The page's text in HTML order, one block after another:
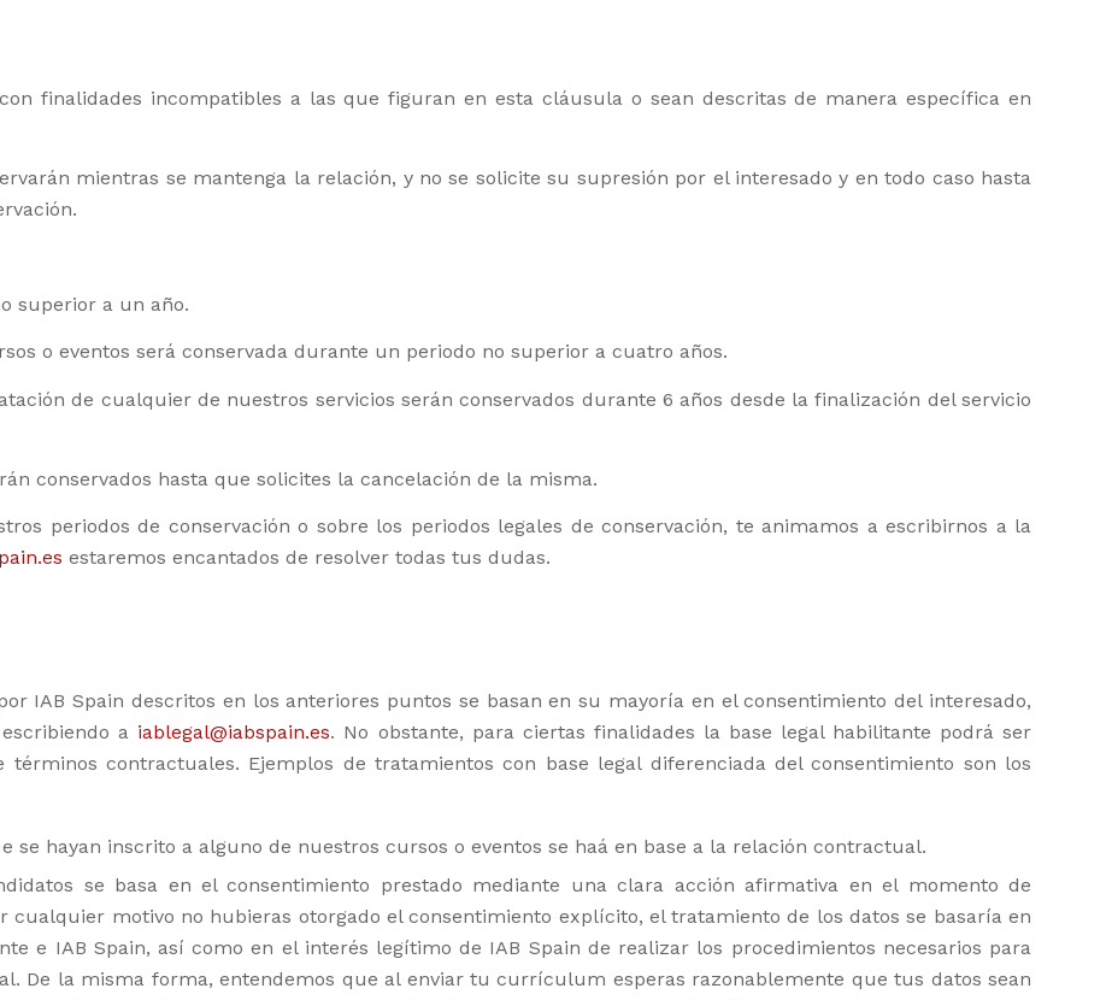
finalidades incompatibles a las que figuran en esta cláusula o sean descritas de manera específica en
mientras se mantenga la relación, y no se solicite su supresión por el interesado y en todo caso hasta
superior a un año.
o eventos será conservada durante un periodo no superior a cuatro años.
de cualquier de nuestros servicios serán conservados durante 6 años desde la finalización del servicio
conservados hasta que solicites la cancelación de la misma.
periodos de conservación o sobre los periodos legales de conservación, te animamos a escribirnos a la
estaremos encantados de resolver todas tus dudas.
IAB Spain descritos en los anteriores puntos se basan en su mayoría en el consentimiento del interesado,
a iablegal@iabspain.es. No obstante, para ciertas finalidades la base legal habilitante podrá ser
términos contractuales. Ejemplos de tratamientos con base legal diferenciada del consentimiento son los
se hayan inscrito a alguno de nuestros cursos o eventos se haá en base a la relación contractual.
se basa en el consentimiento prestado mediante una clara acción afirmativa en el momento de
cualquier motivo no hubieras otorgado el consentimiento explícito, el tratamiento de los datos se basaría en
e IAB Spain, así como en el interés legítimo de IAB Spain de realizar los procedimientos necesarios para
De la misma forma, entendemos que al enviar tu currículum esperas razonablemente que tus datos sean